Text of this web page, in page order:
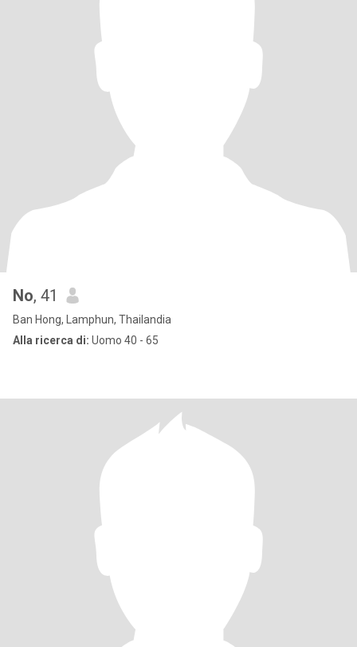
No, 41
Ban Hong, Lamphun, Thailandia
Alla ricerca di: Uomo 40 - 65